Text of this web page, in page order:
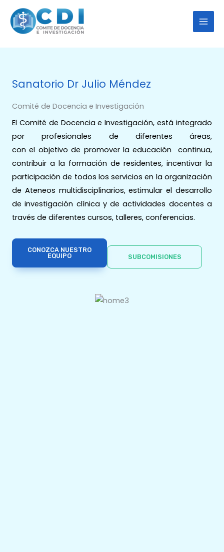
contenido
Sanatorio Dr Julio Méndez
Comité de Docencia e Investigación
El Comité de Docencia e Investigación, está integrado
por profesionales de diferentes áreas,
con el objetivo de promover la educación continua,
contribuir a la formación de residentes, incentivar la
participación de todos los servicios en la organización
de Ateneos multidisciplinarios, estimular el desarrollo
de investigación clínica y de actividades docentes a
través de diferentes cursos, talleres, conferencias.
CONOZCA NUESTRO
EQUIPO
SUBCOMISIONES